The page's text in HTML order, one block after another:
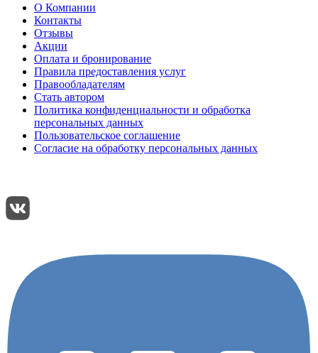
О Компании
Контакты
Отзывы
Акции
Оплата и бронирование
Правила предоставления услуг
Правообладателям
Стать автором
Политика конфиденциальности и обработка
персональных данных
Пользовательское соглашение
Согласие на обработку персональных данных